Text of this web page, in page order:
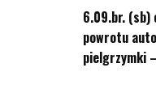
6.09.br. (sb)
powrotu
pielgrzymki